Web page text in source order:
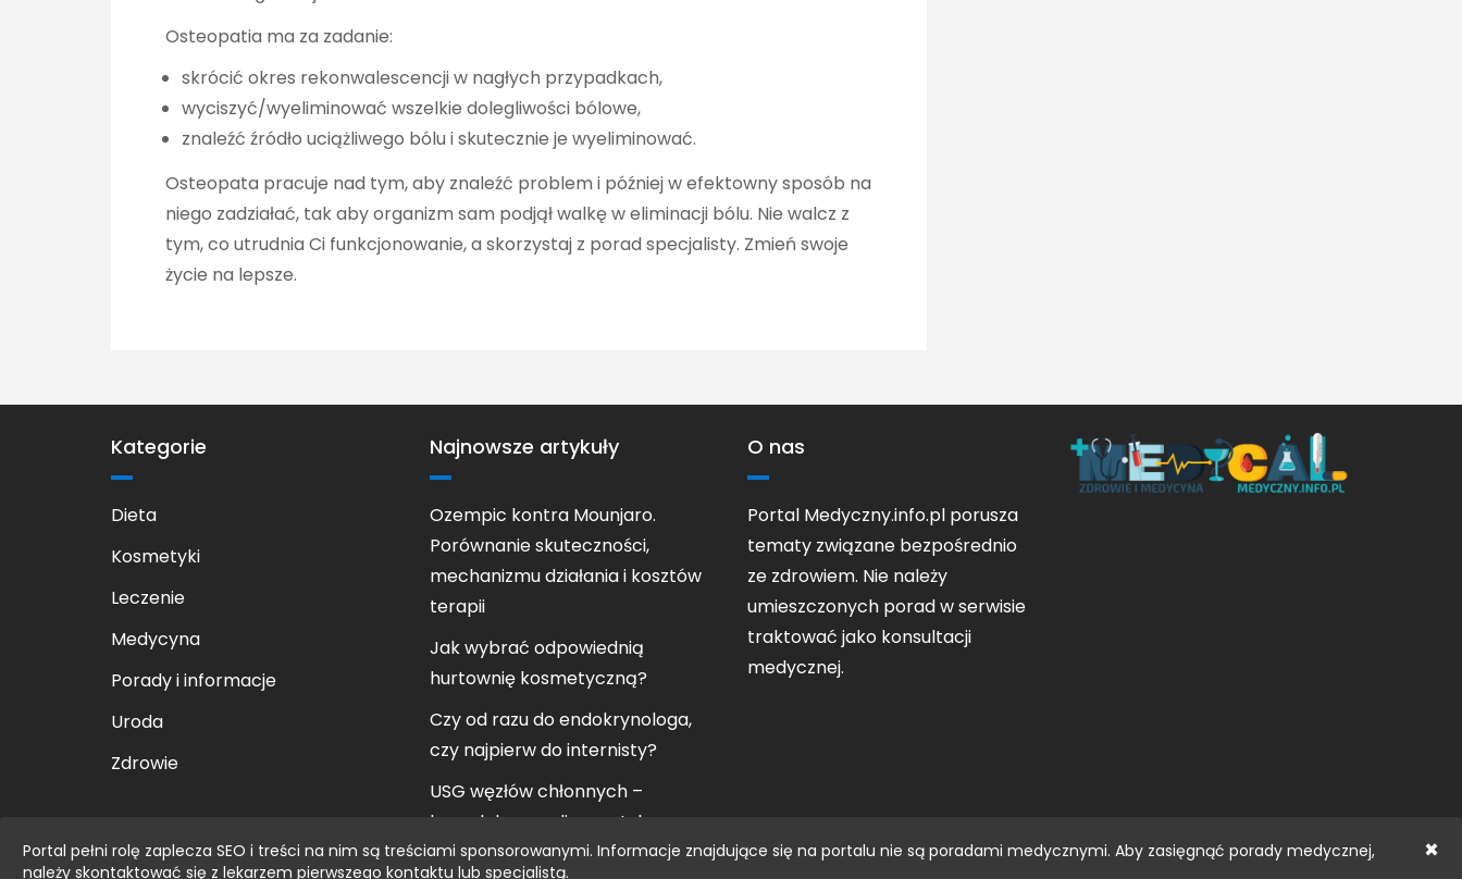
×
Portal pełni rolę zaplecza SEO i treści na nim są treściami sponsorowanymi. Informacje znajdujące się na portalu nie są poradami medycznymi. Aby zasięgnąć porady medycznej,
należy skontaktować się z lekarzem pierwszego kontaktu lub specjalistą.
Osteopatia ma za zadanie:
skrócić okres rekonwalescencji w nagłych przypadkach,
wyciszyć/wyeliminować wszelkie dolegliwości bólowe,
znaleźć źródło uciążliwego bólu i skutecznie je wyeliminować.
Osteopata pracuje nad tym, aby znaleźć problem i później w efektowny sposób na
niego zadziałać, tak aby organizm sam podjął walkę w eliminacji bólu. Nie walcz z
tym, co utrudnia Ci funkcjonowanie, a skorzystaj z porad specjalisty. Zmień swoje
życie na lepsze.
Kategorie
Dieta
Kosmetyki
Leczenie
Medycyna
Porady i informacje
Uroda
Zdrowie
Najnowsze artykuły
Ozempic kontra Mounjaro.
Porównanie skuteczności,
mechanizmu działania i kosztów
terapii
Jak wybrać odpowiednią
hurtownię kosmetyczną?
Czy od razu do endokrynologa,
czy najpierw do internisty?
USG węzłów chłonnych –
kompleksowa diagnostyka
układu chłonnego
O nas
Portal Medyczny.info.pl porusza
tematy związane bezpośrednio
ze zdrowiem. Nie należy
umieszczonych porad w serwisie
traktować jako konsultacji
medycznej.